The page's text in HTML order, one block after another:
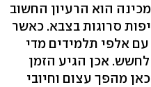
הוא הרעיון החשוב
סרוגות בצבא. כאשר
אלפי תלמידים מדי
אכן הגיע הזמן
מהפך עצום וחיובי